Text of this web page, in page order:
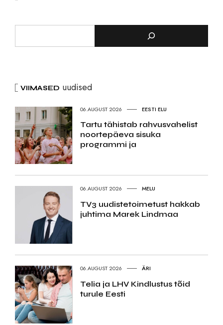
VIIMASED uudised
06.AUGUST 2026 EESTI ELU
Tartu tähistab rahvusvahelist
noortepäeva sisuka
programmi ja
06.AUGUST 2026 MELU
TV3 uudistetoimetust hakkab
juhtima Marek Lindmaa
06.AUGUST 2026 ÄRI
Telia ja LHV Kindlustus tõid
turule Eesti